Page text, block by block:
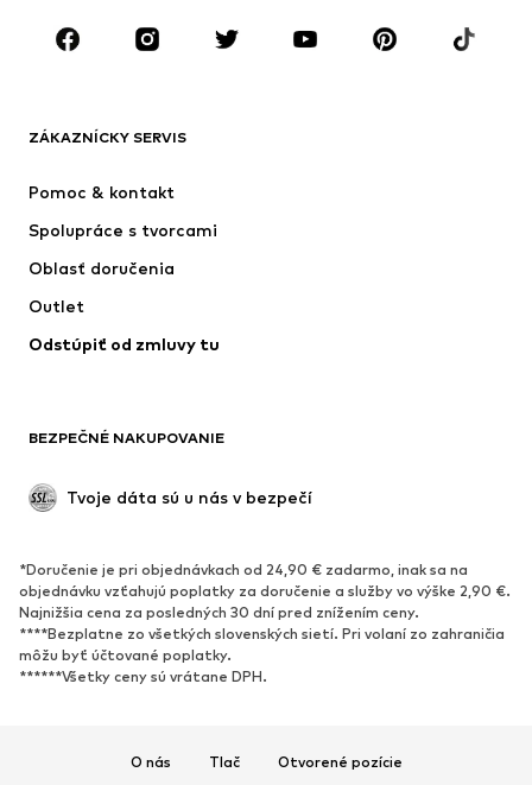
Doplnky
Premium
Nové
Bundy
Bielizeň
Kabáty
Plavky
Upcyklácia
Nové
Obľúbené
Tenisky
Členkové čižmy
Topánky na vysokom podpätku
Sandále
Papuče
ZÁKAZNÍCKY SERVIS
Pomoc & kontakt
Spolupráce s tvorcami
Oblasť doručenia
Outlet
Odstúpiť od zmluvy tu
BEZPEČNÉ NAKUPOVANIE
Tvoje dáta sú u nás v bezpečí
*Doručenie je pri objednávkach od 24,90 € zadarmo, inak sa na
objednávku vzťahujú poplatky za doručenie a služby vo výške 2,90 €.
Najnižšia cena za posledných 30 dní pred znížením ceny.
****Bezplatne zo všetkých slovenských sietí. Pri volaní zo zahraničia
môžu byť účtované poplatky.
******Všetky ceny sú vrátane DPH.
O nás Tlač Otvorené pozície